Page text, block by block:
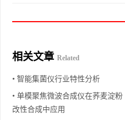
相关文章 Related
• 智能集菌仪行业特性分析
• 单模聚焦微波合成仪在荞麦淀粉
改性合成中应用